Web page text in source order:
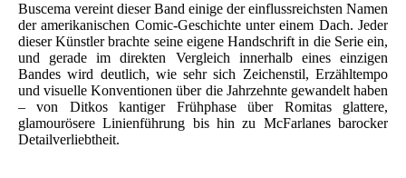
Buscema vereint dieser Band einige der einflussreichsten Namen
der amerikanischen Comic-Geschichte unter einem Dach. Jeder
dieser Künstler brachte seine eigene Handschrift in die Serie ein,
und gerade im direkten Vergleich innerhalb eines einzigen
Bandes wird deutlich, wie sehr sich Zeichenstil, Erzähltempo
und visuelle Konventionen über die Jahrzehnte gewandelt haben
– von Ditkos kantiger Frühphase über Romitas glattere,
glamourösere Linienführung bis hin zu McFarlanes barocker
Detailverliebtheit.